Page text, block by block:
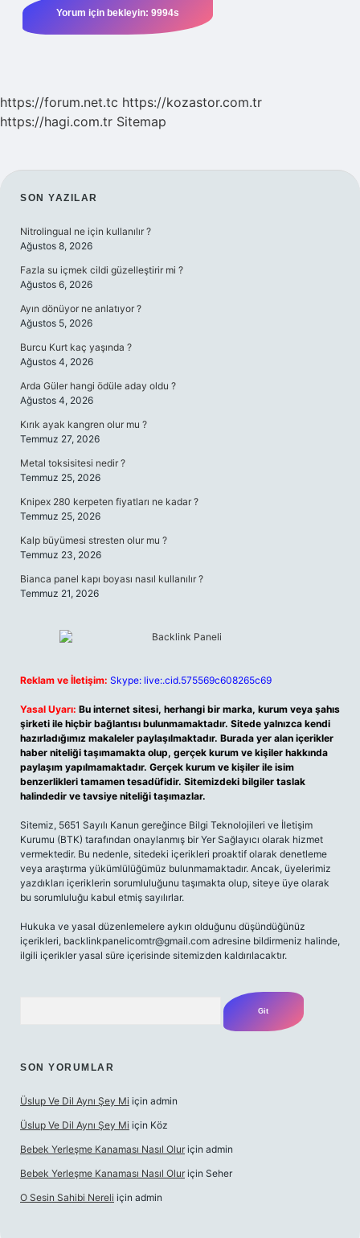
https://forum.net.tc https://kozastor.com.tr
https://hagi.com.tr Sitemap
SIDEBAR
SON YAZILAR
Nitrolingual ne için kullanılır ?
Ağustos 8, 2026
Fazla su içmek cildi güzelleştirir mi ?
Ağustos 6, 2026
Ayın dönüyor ne anlatıyor ?
Ağustos 5, 2026
Burcu Kurt kaç yaşında ?
Ağustos 4, 2026
Arda Güler hangi ödüle aday oldu ?
Ağustos 4, 2026
Kırık ayak kangren olur mu ?
Temmuz 27, 2026
Metal toksisitesi nedir ?
Temmuz 25, 2026
Knipex 280 kerpeten fiyatları ne kadar ?
Temmuz 25, 2026
Kalp büyümesi stresten olur mu ?
Temmuz 23, 2026
Bianca panel kapı boyası nasıl kullanılır ?
Temmuz 21, 2026
Reklam ve İletişim: Skype: live:.cid.575569c608265c69
Yasal Uyarı: Bu internet sitesi, herhangi bir marka, kurum veya şahıs
şirketi ile hiçbir bağlantısı bulunmamaktadır. Sitede yalnızca kendi
hazırladığımız makaleler paylaşılmaktadır. Burada yer alan içerikler
haber niteliği taşımamakta olup, gerçek kurum ve kişiler hakkında
paylaşım yapılmamaktadır. Gerçek kurum ve kişiler ile isim
benzerlikleri tamamen tesadüfidir. Sitemizdeki bilgiler taslak
halindedir ve tavsiye niteliği taşımazlar.
Sitemiz, 5651 Sayılı Kanun gereğince Bilgi Teknolojileri ve İletişim
Kurumu (BTK) tarafından onaylanmış bir Yer Sağlayıcı olarak hizmet
vermektedir. Bu nedenle, sitedeki içerikleri proaktif olarak denetleme
veya araştırma yükümlülüğümüz bulunmamaktadır. Ancak, üyelerimiz
yazdıkları içeriklerin sorumluluğunu taşımakta olup, siteye üye olarak
bu sorumluluğu kabul etmiş sayılırlar.
Hukuka ve yasal düzenlemelere aykırı olduğunu düşündüğünüz
içerikleri, backlinkpanelicomtr@gmail.com adresine bildirmeniz halinde,
ilgili içerikler yasal süre içerisinde sitemizden kaldırılacaktır.
SON YORUMLAR
Üslup Ve Dil Aynı Şey Mi için admin
Üslup Ve Dil Aynı Şey Mi için Köz
Bebek Yerleşme Kanaması Nasıl Olur için admin
Bebek Yerleşme Kanaması Nasıl Olur için Seher
O Sesin Sahibi Nereli için admin